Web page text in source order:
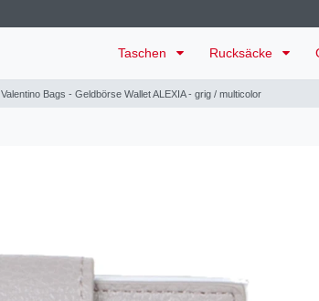
Taschen Rucksäcke
Valentino Bags - Geldbörse Wallet ALEXIA - grig / multicolor